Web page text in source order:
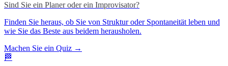
Sind Sie ein Planer oder ein Improvisator?
Finden Sie heraus, ob Sie von Struktur oder Spontaneität leben und
wie Sie das Beste aus beidem herausholen.
Machen Sie ein Quiz →
🏁